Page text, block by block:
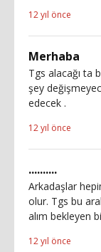
12 yıl önce
Merhaba
Tgs alacağı ta
şey
edecek .
12 yıl önce
..........
Arkadaşlar
olur. Tgs bu
alım bekleyen
12 yıl önce